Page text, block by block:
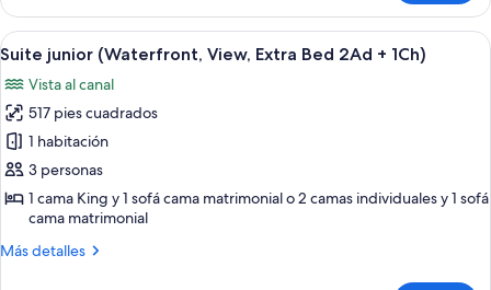
junior
(Waterfront,
View)
Abrir
todas
las
fotos
de
Suite
junior
(Waterfront,
View,
Una habitación de hotel con un
13
Suite junior (Waterfront, View, Extra Bed 2Ad + 1Ch)
Vista al canal
517 pies cuadrados
1 habitación
3 personas
1 cama King y 1 sofá cama matrimonial o 2 camas individuales y 1 sofá
cama matrimonial
Más detalles
Más